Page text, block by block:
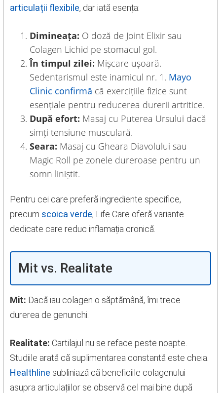
articulații flexibile, dar iată esența:
Dimineața: O doză de Joint Elixir sau
Colagen Lichid pe stomacul gol.
În timpul zilei: Mișcare ușoară.
Sedentarismul este inamicul nr. 1. Mayo
Clinic confirmă că exercițiile fizice sunt
esențiale pentru reducerea durerii artritice.
După efort: Masaj cu Puterea Ursului dacă
simți tensiune musculară.
Seara: Masaj cu Gheara Diavolului sau
Magic Roll pe zonele dureroase pentru un
somn liniștit.
Pentru cei care preferă ingrediente specifice,
precum scoica verde, Life Care oferă variante
dedicate care reduc inflamația cronică.
Mit vs. Realitate
Mit: Dacă iau colagen o săptămână, îmi trece
durerea de genunchi.
Realitate: Cartilajul nu se reface peste noapte.
Studiile arată că suplimentarea constantă este cheia.
Healthline subliniază că beneficiile colagenului
asupra articulațiilor se observă cel mai bine după